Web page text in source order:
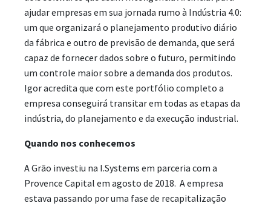
ajudar empresas em sua jornada rumo à Indústria 4.0:
um que organizará o planejamento produtivo diário
da fábrica e outro de previsão de demanda, que será
capaz de fornecer dados sobre o futuro, permitindo
um controle maior sobre a demanda dos produtos.
Igor acredita que com este portfólio completo a
empresa conseguirá transitar em todas as etapas da
indústria, do planejamento e da execução industrial.
Quando nos conhecemos
A Grão investiu na I.Systems em parceria com a
Provence Capital em agosto de 2018. A empresa
estava passando por uma fase de recapitalização